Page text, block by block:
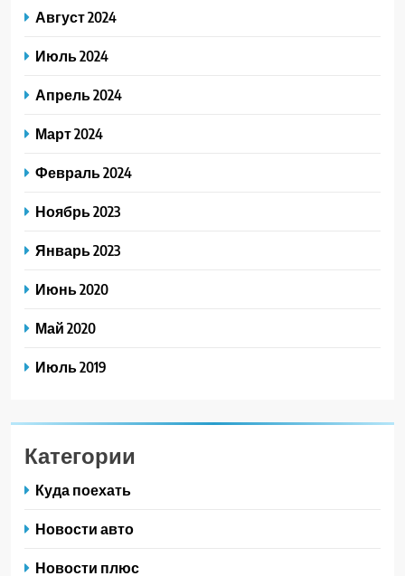
Август 2024
Июль 2024
Апрель 2024
Март 2024
Февраль 2024
Ноябрь 2023
Январь 2023
Июнь 2020
Май 2020
Июль 2019
Категории
Куда поехать
Новости авто
Новости плюс